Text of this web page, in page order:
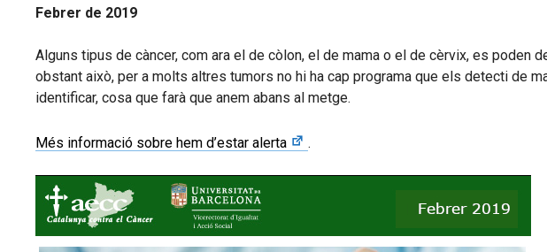
Febrer de 2019
Alguns tipus de càncer, com ara el de còlon, el de mama o el de cèrvix, es
obstant això, per a molts altres tumors no hi ha cap programa que els detecti de
identificar, cosa que farà que anem abans al metge.
Més informació sobre hem d’estar alerta .